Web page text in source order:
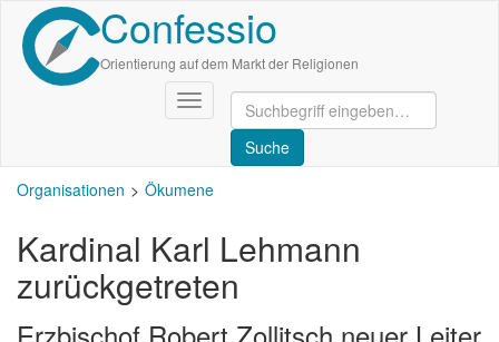
Direkt
zum
Inhalt
Confessio
Orientierung auf dem Markt der Religionen
Navigation
aktivieren/deaktivieren
Organisationen Ökumene
Kardinal Karl Lehmann
zurückgetreten